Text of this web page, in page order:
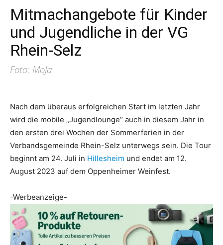
Mitmachangebote für Kinder
und Jugendliche in der VG
Rhein-Selz
Foto: MoJa
Nach dem überaus erfolgreichen Start im letzten Jahr
wird die mobile „Jugendlounge“ auch in diesem Jahr in
den ersten drei Wochen der Sommerferien in der
Verbandsgemeinde Rhein-Selz unterwegs sein. Die Tour
beginnt am 24. Juli in Hillesheim und endet am 12.
August 2023 auf dem Oppenheimer Weinfest.
-Werbeanzeige-